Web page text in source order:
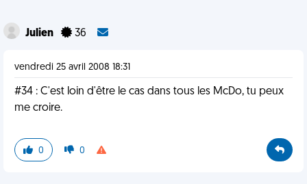
Julien 36
vendredi 25 avril 2008 18:31
#34 : C'est loin d'être le cas dans tous les McDo, tu peux
me croire.
0 0